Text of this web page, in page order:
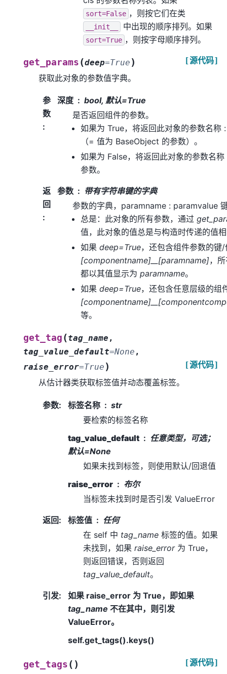
sort=False ，则按它们在类
__init__ 中出现的顺序排列。如果
sort=True ，则按字母顺序排列。
get_params (deep=True ) [源代码]
获取此对象的参数值字典。
参
数
:
深度
bool, 默认=True
是否返回组件的参数。
如果为 True，将返回此对象的参数名称
（= 值为 BaseObject 的参数）。
如果为 False，将返回此对象的参数名
参数。
返
回
:
参数
带有字符串键的字典
参数的字典，paramname : paramvalue
总是：此对象的所有参数，通过
值，此对象的值总是与构造时传递的值
如果 deep=True，还包含组件参数的键
[componentname]__[paramname]，
都以其值显示为 paramname。
如果 deep=True，还包含任意层级的组
等。
get_tag (tag_name ,
tag_value_default=None ,
raise_error=True ) [源代码]
从估计器类获取标签值并动态覆盖标签。
参数: 标签名称
str
要检索的标签名称
tag_value_default
任意类型，可选；
默认=None
如果未找到标签，则使用默认/回退值
raise_error
布尔
当标签未找到时是否引发 ValueError
返回: 标签值
任何
在 self 中 tag_name 标签的值。如果
未找到，如果 raise_error为 True，
则返回错误，否则返回
tag_value_default。
引发:
如果 raise_error 为 True，即如果
tag_name 不在其中，则引发
ValueError。
self.get_tags().keys()
get_tags ( ) [源代码]